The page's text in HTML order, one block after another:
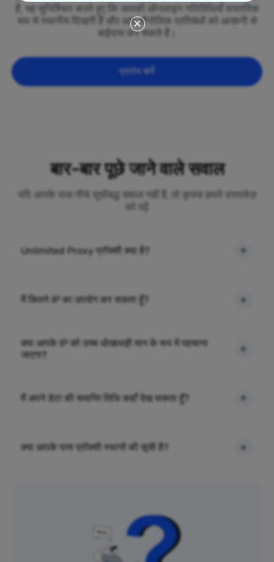
हैं, यह सुनिश्चित करते हुए कि आपकी ऑनलाइन गतिविधियाँ वास्तविक
रूप से स्थानीय दिखती हैं और आप भौगोलिक प्रतिबंधों को आसानी से
बाईपास कर सकते हैं।
प्रारंभ करें
बार-बार पूछे जाने वाले सवाल
यदि आपके पास नीचे सूचीबद्ध सवाल नहीं हैं, तो कृपया हमारे दस्तावेज़
को पढ़ें
Unlimited Proxy प्रॉक्सी क्या है?
मैं कितने IP का उपयोग कर सकता हूँ?
क्या आपके IP को उच्च धोखाधड़ी मान के रूप में पहचाना
जाएगा?
मैं अपने डेटा की समाप्ति तिथि कहाँ देख सकता हूँ?
क्या आपके पास प्रॉक्सी स्थानों की सूची है?